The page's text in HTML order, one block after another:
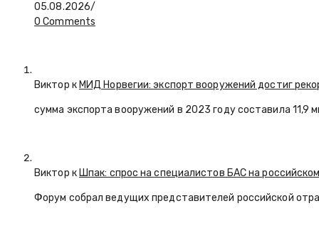
05.08.2026/
0 Comments
Виктор кМИД Норвегии: экспорт вооружений достиг
сумма экспорта вооружений в 2023 году составила 11,9
Виктор кШпак: спрос на специалистов БАС на
Форум собрал ведущих представителей российской